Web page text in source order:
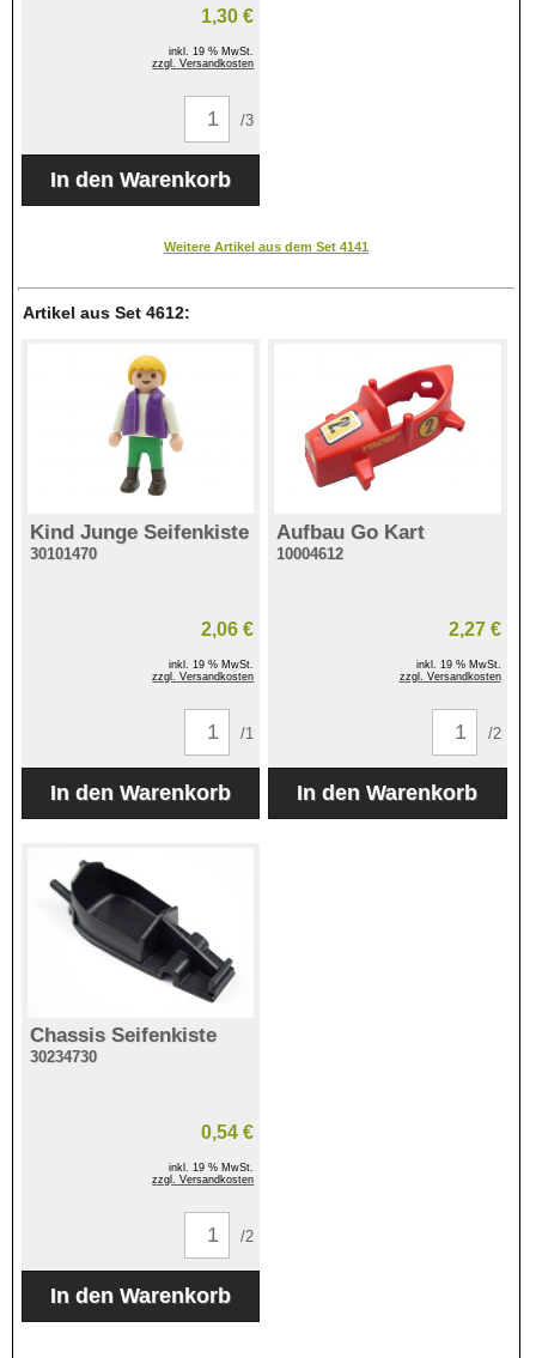
1,30 €
inkl. 19 % MwSt.
zzgl. Versandkosten
/3
Weitere Artikel aus dem Set 4141
Artikel aus Set 4612:
Kind Junge Seifenkiste
30101470
2,06 €
inkl. 19 % MwSt.
zzgl. Versandkosten
/1
Aufbau Go Kart
10004612
2,27 €
inkl. 19 % MwSt.
zzgl. Versandkosten
/2
Chassis Seifenkiste
30234730
0,54 €
inkl. 19 % MwSt.
zzgl. Versandkosten
/2